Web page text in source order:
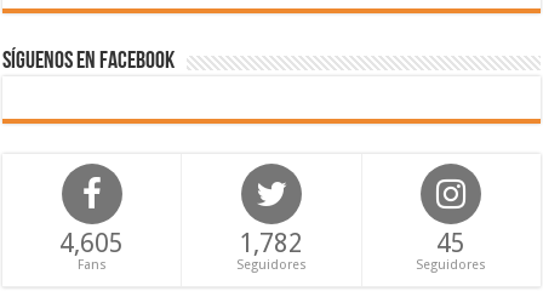
Síguenos en Facebook
4,605
Fans
1,782
Seguidores
45
Seguidores